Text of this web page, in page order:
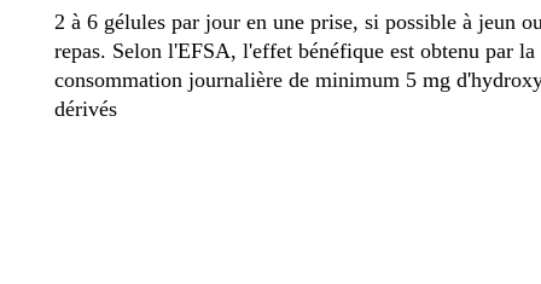
2 à 6 gélules par jour en une prise, si possible à jeun
repas. Selon l'EFSA, l'effet bénéfique est obtenu par la
consommation journalière de minimum 5 mg
dérivés